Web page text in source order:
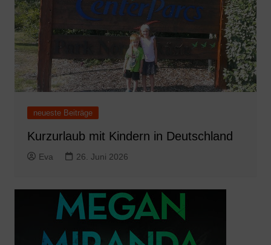
neueste Beiträge
Kurzurlaub mit Kindern in Deutschland
Eva 26. Juni 2026